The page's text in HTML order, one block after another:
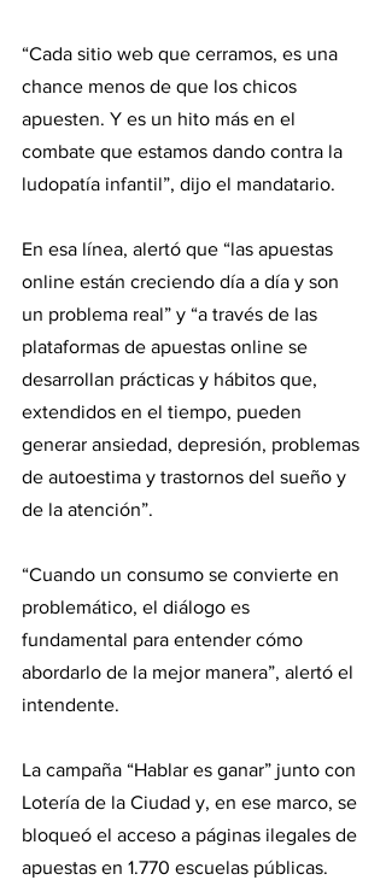
“Cada sitio web que cerramos, es una
chance menos de que los chicos
apuesten. Y es un hito más en el
combate que estamos dando contra la
ludopatía infantil”, dijo el mandatario.
En esa línea, alertó que “las apuestas
online están creciendo día a día y son
un problema real” y “a través de las
plataformas de apuestas online se
desarrollan prácticas y hábitos que,
extendidos en el tiempo, pueden
generar ansiedad, depresión, problemas
de autoestima y trastornos del sueño y
de la atención”.
“Cuando un consumo se convierte en
problemático, el diálogo es
fundamental para entender cómo
abordarlo de la mejor manera”, alertó el
intendente.
La campaña “Hablar es ganar” junto con
Lotería de la Ciudad y, en ese marco, se
bloqueó el acceso a páginas ilegales de
apuestas en 1.770 escuelas públicas.